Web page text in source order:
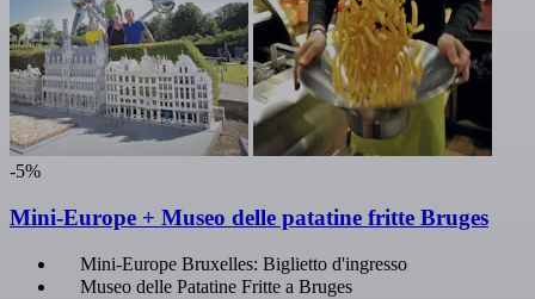
-5%
Mini-Europe + Museo delle patatine fritte Bruges
Mini-Europe Bruxelles: Biglietto d'ingresso
Museo delle Patatine Fritte a Bruges